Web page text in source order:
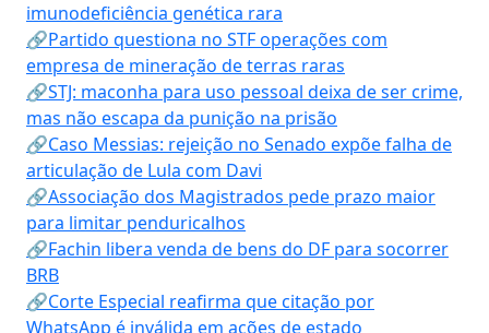
imunodeficiência genética rara
🔗Partido questiona no STF operações com
empresa de mineração de terras raras
🔗STJ: maconha para uso pessoal deixa de ser crime,
mas não escapa da punição na prisão
🔗Caso Messias: rejeição no Senado expõe falha de
articulação de Lula com Davi
🔗Associação dos Magistrados pede prazo maior
para limitar penduricalhos
🔗Fachin libera venda de bens do DF para socorrer
BRB
🔗Corte Especial reafirma que citação por
WhatsApp é inválida em ações de estado